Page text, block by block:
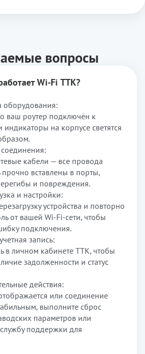
вопросы
Wi-Fi ТТК?
оборудования:
ваш роутер подключён к
индикаторы на корпусе светятся
кабели — все провода
вставлены в порты,
и повреждения.
и настройки:
устройства и повторно
от вашей Wi-Fi-сети, чтобы
подключения.
запись:
в личном кабинете ТТК, чтобы
задолженности и статус
действия:
или соединение
выполните сброс
параметров или
поддержки для